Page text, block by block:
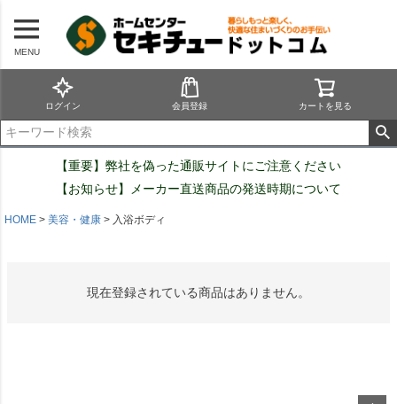
MENU
ログイン 会員登録 カートを見る
【重要】弊社を偽った通販サイトにご注意ください
【お知らせ】メーカー直送商品の発送時期について
HOME 美容・健康 入浴ボディ
現在登録されている商品はありません。